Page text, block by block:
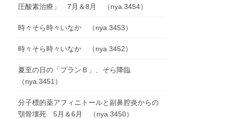
圧酸素治療」 7月＆8月 （nya.3454）
時々そら時々いなか （nya.3453）
時々そら時々いなか （nya.3452）
夏至の日の「プランＢ」、そら降臨
（nya.3451）
分子標的薬アフィニトールと副鼻腔炎からの
顎骨壊死 5月＆6月 （nya.3450）